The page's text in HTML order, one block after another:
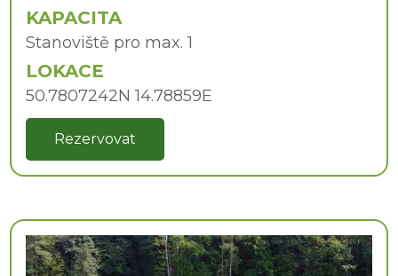
KAPACITA
Stanoviště pro max. 1
LOKACE
50.7807242N 14.78859E
Rezervovat